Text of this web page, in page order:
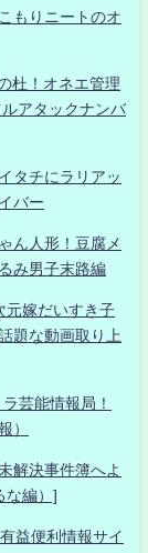
もりニートのオ
杜！オネエ管理
アタックナンバ
タチにラリアッ
バー
ん人形！豆腐メ
み男子末路編
元嫁だいすき子
題な動画取り上
芸能情報局！
）
解決事件簿へよ
な編）]
益便利情報サイ